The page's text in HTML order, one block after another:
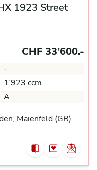
1923 Street
CHF 33’600.-
-
1’923 ccm
A
Maienfeld (GR)